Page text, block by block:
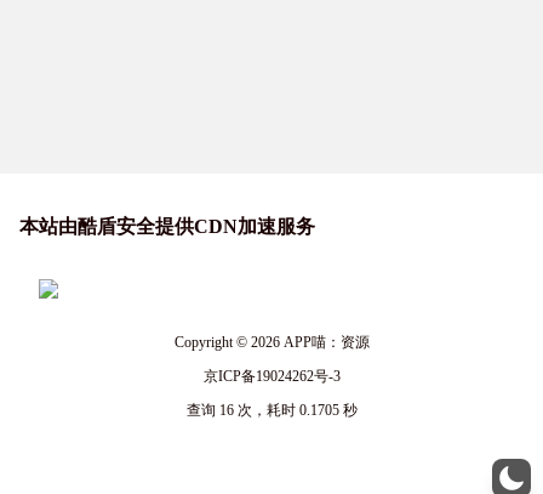
本站由酷盾安全提供CDN加速服务
Copyright © 2026APP喵：资源
京ICP备19024262号-3
查询 16 次，耗时 0.1705 秒